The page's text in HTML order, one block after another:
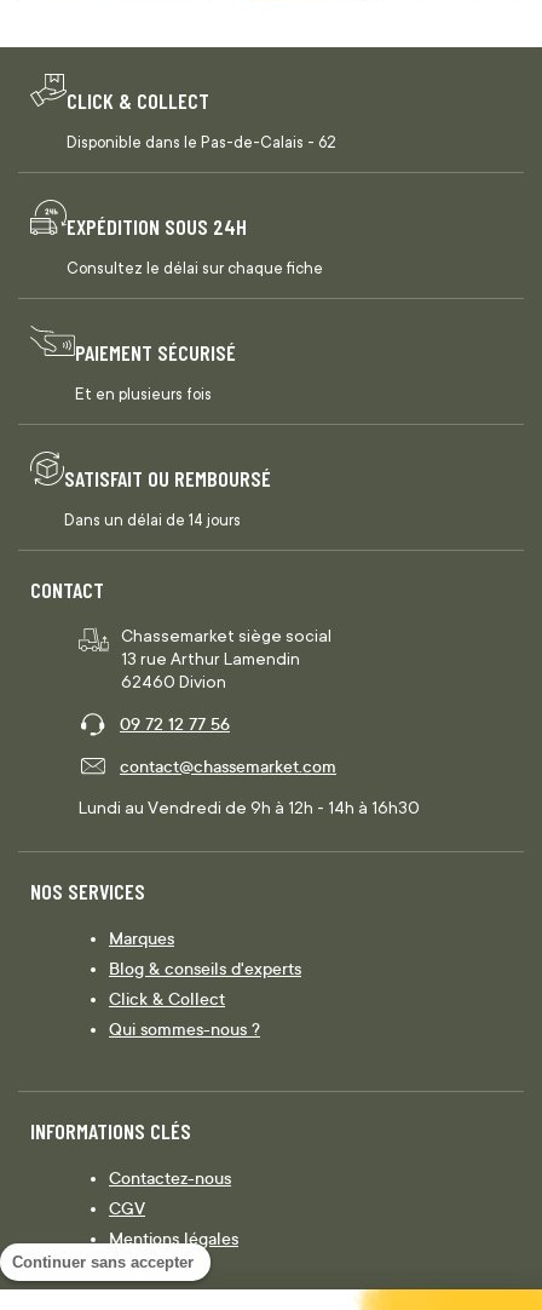
Continuer sans accepter
CLICK & COLLECT
Disponible dans le Pas-de-Calais - 62
EXPÉDITION SOUS 24H
Consultez le délai sur chaque fiche
PAIEMENT SÉCURISÉ
Et en plusieurs fois
SATISFAIT OU REMBOURSÉ
Dans un délai de 14 jours
CONTACT
Chassemarket siège social
13 rue Arthur Lamendin
62460 Divion
09 72 12 77 56
contact@chassemarket.com
Lundi au Vendredi de 9h à 12h - 14h à 16h30
NOS SERVICES
Marques
Blog & conseils d'experts
Click & Collect
Qui sommes-nous ?
INFORMATIONS CLÉS
Contactez-nous
CGV
Mentions légales
Législation